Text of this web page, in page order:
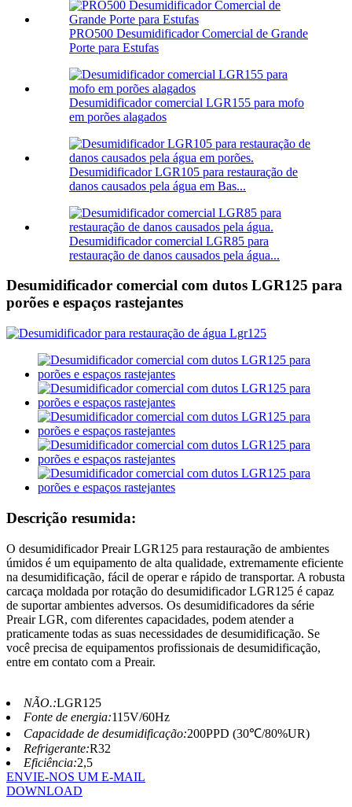
PRO500 Desumidificador Comercial de Grande
Porte para Estufas
Desumidificador comercial LGR155 para mofo
em porões alagados
Desumidificador LGR105 para restauração de
danos causados ​​pela água em Bas...
Desumidificador comercial LGR85 para
restauração de danos causados ​​pela água...
Desumidificador comercial com dutos LGR125 para
porões e espaços rastejantes
Descrição resumida:
O desumidificador Preair LGR125 para restauração de ambientes
úmidos é um equipamento de alta qualidade, extremamente eficiente
na desumidificação, fácil de operar e rápido de transportar. A robusta
carcaça moldada por rotação do desumidificador LGR125 é capaz
de suportar ambientes adversos. Os desumidificadores da série
Preair LGR, com diferentes capacidades, podem atender a
praticamente todas as suas necessidades de desumidificação. Se
você precisa de equipamentos profissionais de desumidificação,
entre em contato com a Preair.
NÃO.:LGR125
Fonte de energia:115V/60Hz
Capacidade de desumidificação:200PPD (30℃/80%UR)
Refrigerante:R32
Eficiência:2,5
ENVIE-NOS UM E-MAIL
DOWNLOAD